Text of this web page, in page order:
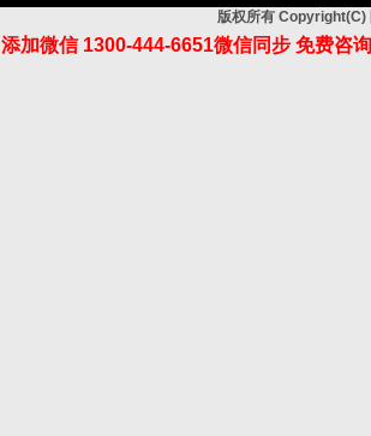
版权所有 Copyright(C)
添加微信 1300-444-6651微信同步 免费咨